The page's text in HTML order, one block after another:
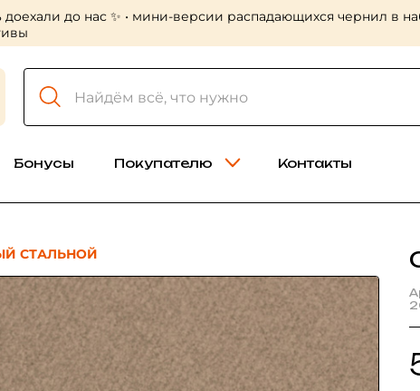
до нас ✨ • мини-версии распадающихся чернил в
Бонусы Покупателю Контакты
СТАЛЬНОЙ